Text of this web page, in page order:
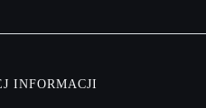
INFORMACJI